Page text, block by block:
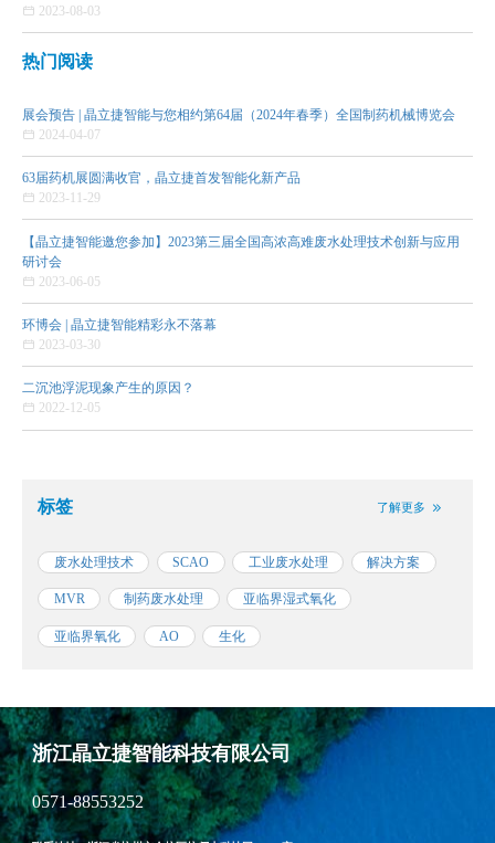
 2023-08-03
热门阅读
展会预告 | 晶立捷智能与您相约第64届（2024年春季）全国制药机械博览会
 2024-04-07
63届药机展圆满收官，晶立捷首发智能化新产品
 2023-11-29
【晶立捷智能邀您参加】2023第三届全国高浓高难废水处理技术创新与应用
研讨会
 2023-06-05
环博会 | 晶立捷智能精彩永不落幕
 2023-03-30
二沉池浮泥现象产生的原因？
 2022-12-05
标签 了解更多
 
废水处理技术 SCAO 工业废水处理 解决方案
MVR 制药废水处理 亚临界湿式氧化
亚临界氧化 AO 生化
浙江晶立捷智能科技有限公司
0571-88553252